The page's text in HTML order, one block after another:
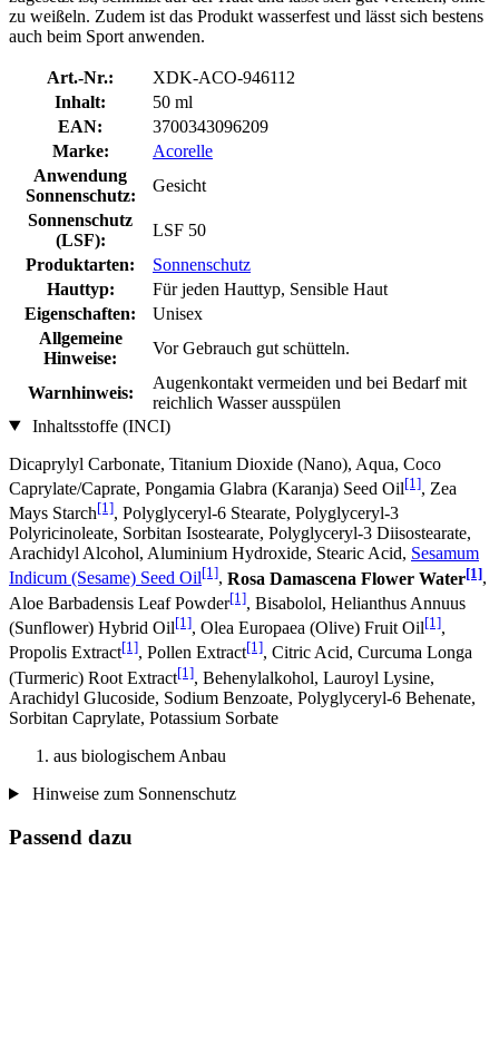
zu weißeln. Zudem ist das Produkt wasserfest und lässt sich bestens
auch beim Sport anwenden.
Art.-Nr.:
XDK-ACO-946112
Inhalt:
50 ml
EAN:
3700343096209
Marke:
Acorelle
Anwendung
Sonnenschutz:
Gesicht
Sonnenschutz
(LSF):
LSF 50
Produktarten:
Sonnenschutz
Hauttyp:
Für jeden Hauttyp, Sensible Haut
Eigenschaften:
Unisex
Allgemeine
Hinweise:
Vor Gebrauch gut schütteln.
Warnhinweis:
Augenkontakt vermeiden und bei Bedarf mit
reichlich Wasser ausspülen
Inhaltsstoffe (INCI)
Dicaprylyl Carbonate, Titanium Dioxide (Nano), Aqua, Coco
Caprylate/Caprate, Pongamia Glabra (Karanja) Seed Oil[1], Zea
Mays Starch[1], Polyglyceryl-6 Stearate, Polyglyceryl-3
Polyricinoleate, Sorbitan Isostearate, Polyglyceryl-3 Diisostearate,
Arachidyl Alcohol, Aluminium Hydroxide, Stearic Acid, Sesamum
Indicum (Sesame) Seed Oil[1], Rosa Damascena Flower Water[1],
Aloe Barbadensis Leaf Powder[1], Bisabolol, Helianthus Annuus
(Sunflower) Hybrid Oil[1], Olea Europaea (Olive) Fruit Oil[1],
Propolis Extract[1], Pollen Extract[1], Citric Acid, Curcuma Longa
(Turmeric) Root Extract[1], Behenylalkohol, Lauroyl Lysine,
Arachidyl Glucoside, Sodium Benzoate, Polyglyceryl-6 Behenate,
Sorbitan Caprylate, Potassium Sorbate
aus biologischem Anbau
Hinweise zum Sonnenschutz
Passend dazu